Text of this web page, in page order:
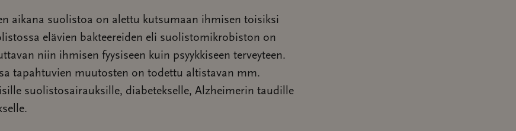
aikana suolistoa on alettu kutsumaan ihmisen toisiksi
elävien bakteereiden eli suolistomikrobiston on
niin ihmisen fyysiseen kuin psyykkiseen terveyteen.
tapahtuvien muutosten on todettu altistavan mm.
suolistosairauksille, diabetekselle, Alzheimerin taudille